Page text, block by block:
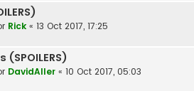
Rick « 13 Oct 2017, 17:25
DavidAller « 10 Oct 2017, 05:03